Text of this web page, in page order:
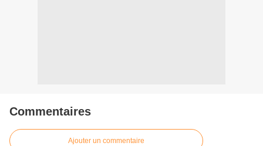
Commentaires
Ajouter un commentaire